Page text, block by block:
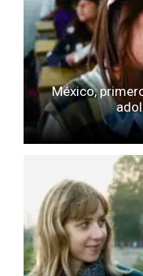
México,